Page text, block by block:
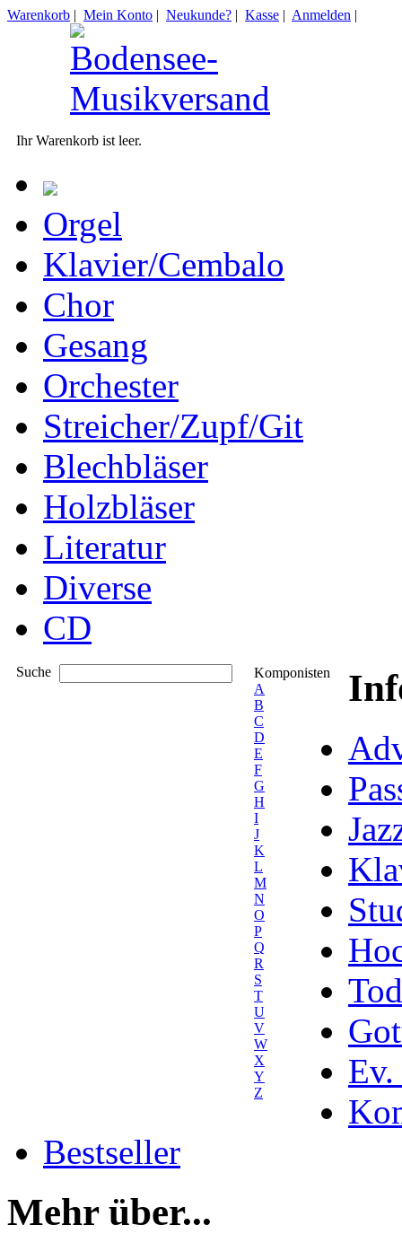
Warenkorb | Mein Konto | Neukunde? | Kasse | Anmelden |
Ihr Warenkorb ist leer.
Orgel
Klavier/Cembalo
Chor
Gesang
Orchester
Streicher/Zupf/Git
Blechbläser
Holzbläser
Literatur
Diverse
CD
Suche
Komponisten
A
B
C
D
E
F
G
H
I
J
K
L
M
N
O
P
Q
R
S
T
U
V
W
X
Y
Z
Ev.
Bestseller
Mehr über...